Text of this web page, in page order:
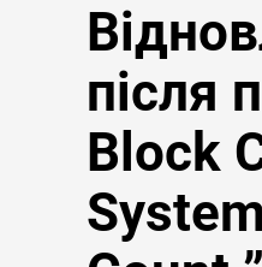
після
Block